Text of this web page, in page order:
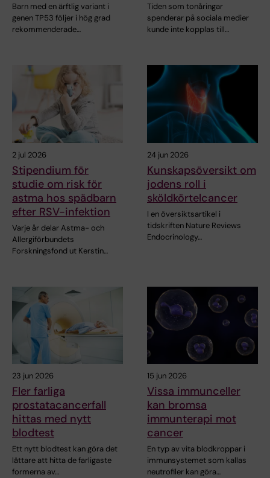
Barn med en ärftlig variant i
genen TP53 följer i hög grad
rekommenderade…
Tiden som tonåringar
spenderar på sociala medier
kunde inte kopplas till…
2 jul 2026
Stipendium för
studie om risk för
astma hos spädbarn
efter RSV-infektion
Varje år delar Astma- och
Allergiförbundets
Forskningsfond ut Kerstin…
24 jun 2026
Kunskapsöversikt om
jodens roll i
sköldkörtelcancer
I en översiktsartikel i
tidskriften Nature Reviews
Endocrinology…
23 jun 2026
Fler farliga
prostatacancerfall
hittas med nytt
blodtest
Ett nytt blodtest kan göra det
lättare att hitta de farligaste
formerna av…
15 jun 2026
Vissa immunceller
kan bromsa
immunterapi mot
cancer
En typ av vita blodkroppar i
immunsystemet som kallas
neutrofiler kan göra…